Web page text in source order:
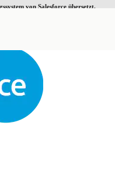
von Salesforce übersetzt.